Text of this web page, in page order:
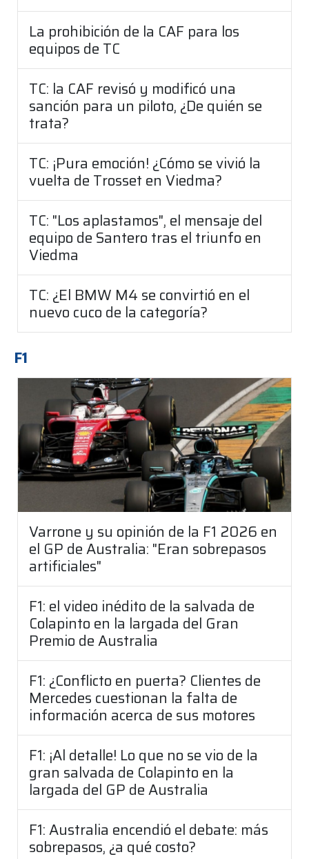
La prohibición de la CAF para los
equipos de TC
TC: la CAF revisó y modificó una
sanción para un piloto, ¿De quién se
trata?
TC: ¡Pura emoción! ¿Cómo se vivió la
vuelta de Trosset en Viedma?
TC: "Los aplastamos", el mensaje del
equipo de Santero tras el triunfo en
Viedma
TC: ¿El BMW M4 se convirtió en el
nuevo cuco de la categoría?
F1
Varrone y su opinión de la F1 2026 en
el GP de Australia: "Eran sobrepasos
artificiales"
F1: el video inédito de la salvada de
Colapinto en la largada del Gran
Premio de Australia
F1: ¿Conflicto en puerta? Clientes de
Mercedes cuestionan la falta de
información acerca de sus motores
F1: ¡Al detalle! Lo que no se vio de la
gran salvada de Colapinto en la
largada del GP de Australia
F1: Australia encendió el debate: más
sobrepasos, ¿a qué costo?